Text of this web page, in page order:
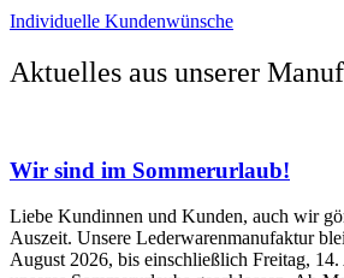
Individuelle Kundenwünsche
Aktuelles aus unserer
Wir sind im Sommerurlaub!
Liebe Kundinnen und Kunden, auch wir
Auszeit. Unsere Lederwarenmanufaktur
August 2026, bis einschließlich Freitag,